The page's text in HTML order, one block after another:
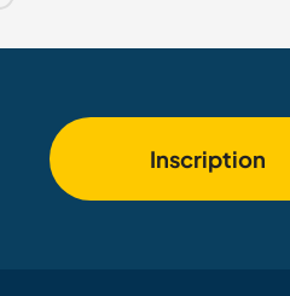
Inscription